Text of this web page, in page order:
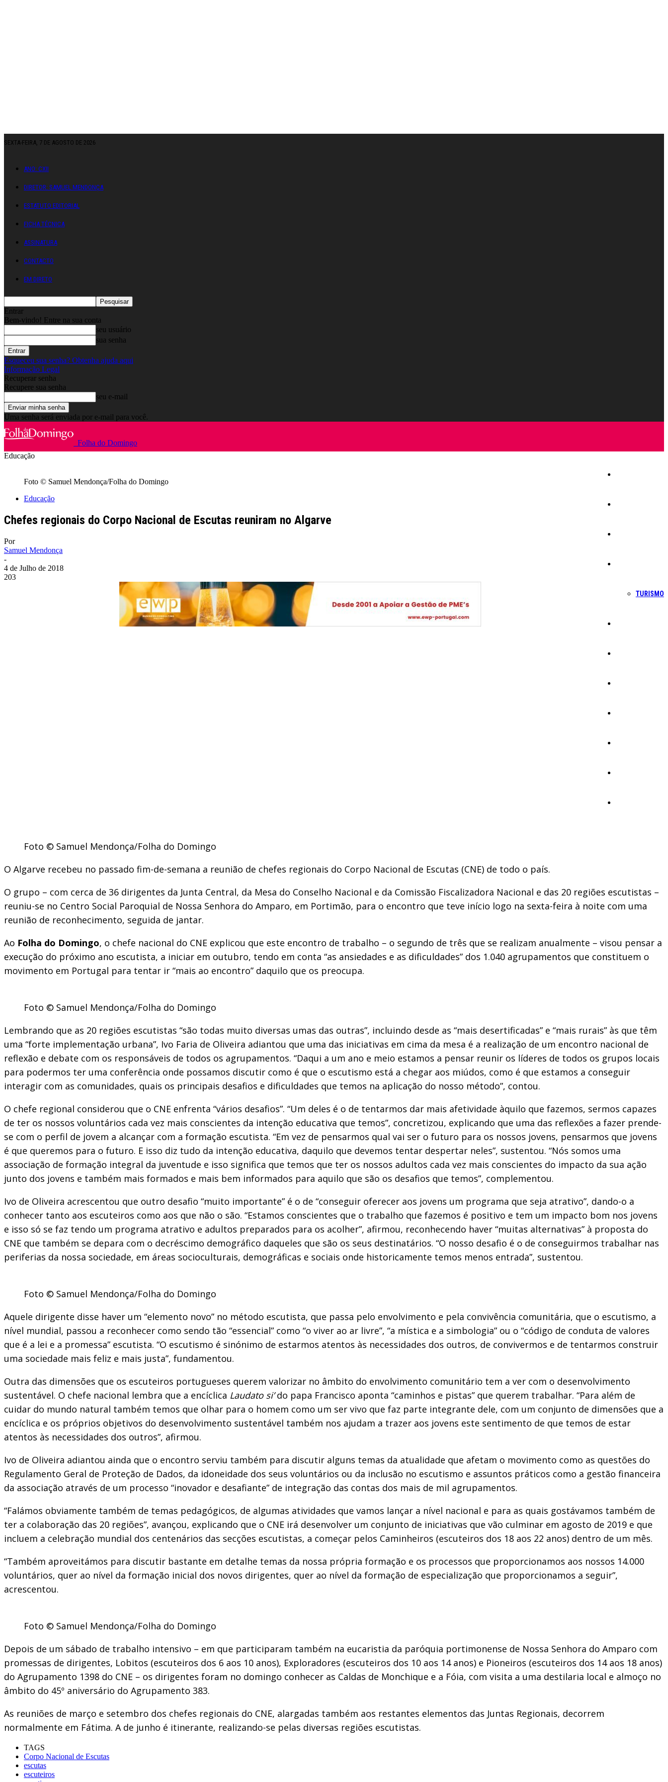
SEXTA-FEIRA, 7 DE AGOSTO DE 2026
ANO: CXII
DIRETOR: SAMUEL MENDONÇA
ESTATUTO EDITORIAL
FICHA TÉCNICA
ASSINATURA
CONTACTO
EM DIRETO
Entrar
Bem-vindo! Entre na sua conta
seu usuário
sua senha
Esqueceu sua senha? Obtenha ajuda aqui
Informação Legal
Recuperar senha
Recupere sua senha
seu e-mail
Uma senha será enviada por e-mail para você.
Folha do Domingo
TURISMO
Educação
Foto © Samuel Mendonça/Folha do Domingo
Educação
Chefes regionais do Corpo Nacional de Escutas reuniram no Algarve
Por
Samuel Mendonça
-
4 de Julho de 2018
203
Foto © Samuel Mendonça/Folha do Domingo
O Algarve recebeu no passado fim-de-semana a reunião de chefes regionais do Corpo Nacional de Escutas (CNE) de todo o país.
O grupo – com cerca de 36 dirigentes da Junta Central, da Mesa do Conselho Nacional e da Comissão Fiscalizadora Nacional e das 20 regiões escutistas –
reuniu-se no Centro Social Paroquial de Nossa Senhora do Amparo, em Portimão, para o encontro que teve início logo na sexta-feira à noite com uma
reunião de reconhecimento, seguida de jantar.
Ao Folha do Domingo, o chefe nacional do CNE explicou que este encontro de trabalho – o segundo de três que se realizam anualmente – visou pensar a
execução do próximo ano escutista, a iniciar em outubro, tendo em conta “as ansiedades e as dificuldades” dos 1.040 agrupamentos que constituem o
movimento em Portugal para tentar ir “mais ao encontro” daquilo que os preocupa.
Foto © Samuel Mendonça/Folha do Domingo
Lembrando que as 20 regiões escutistas “são todas muito diversas umas das outras”, incluindo desde as “mais desertificadas” e “mais rurais” às que têm
uma “forte implementação urbana”, Ivo Faria de Oliveira adiantou que uma das iniciativas em cima da mesa é a realização de um encontro nacional de
reflexão e debate com os responsáveis de todos os agrupamentos. “Daqui a um ano e meio estamos a pensar reunir os líderes de todos os grupos locais
para podermos ter uma conferência onde possamos discutir como é que o escutismo está a chegar aos miúdos, como é que estamos a conseguir
interagir com as comunidades, quais os principais desafios e dificuldades que temos na aplicação do nosso método”, contou.
O chefe regional considerou que o CNE enfrenta “vários desafios”. “Um deles é o de tentarmos dar mais afetividade àquilo que fazemos, sermos capazes
de ter os nossos voluntários cada vez mais conscientes da intenção educativa que temos”, concretizou, explicando que uma das reflexões a fazer prende-
se com o perfil de jovem a alcançar com a formação escutista. “Em vez de pensarmos qual vai ser o futuro para os nossos jovens, pensarmos que jovens
é que queremos para o futuro. E isso diz tudo da intenção educativa, daquilo que devemos tentar despertar neles”, sustentou. “Nós somos uma
associação de formação integral da juventude e isso significa que temos que ter os nossos adultos cada vez mais conscientes do impacto da sua ação
junto dos jovens e também mais formados e mais bem informados para aquilo que são os desafios que temos”, complementou.
Ivo de Oliveira acrescentou que outro desafio “muito importante” é o de “conseguir oferecer aos jovens um programa que seja atrativo”, dando-o a
conhecer tanto aos escuteiros como aos que não o são. “Estamos conscientes que o trabalho que fazemos é positivo e tem um impacto bom nos jovens
e isso só se faz tendo um programa atrativo e adultos preparados para os acolher”, afirmou, reconhecendo haver “muitas alternativas” à proposta do
CNE que também se depara com o decréscimo demográfico daqueles que são os seus destinatários. “O nosso desafio é o de conseguirmos trabalhar nas
periferias da nossa sociedade, em áreas socioculturais, demográficas e sociais onde historicamente temos menos entrada”, sustentou.
Foto © Samuel Mendonça/Folha do Domingo
Aquele dirigente disse haver um “elemento novo” no método escutista, que passa pelo envolvimento e pela convivência comunitária, que o escutismo, a
nível mundial, passou a reconhecer como sendo tão “essencial” como “o viver ao ar livre”, “a mística e a simbologia” ou o “código de conduta de valores
que é a lei e a promessa” escutista. “O escutismo é sinónimo de estarmos atentos às necessidades dos outros, de convivermos e de tentarmos construir
uma sociedade mais feliz e mais justa”, fundamentou.
Outra das dimensões que os escuteiros portugueses querem valorizar no âmbito do envolvimento comunitário tem a ver com o desenvolvimento
sustentável. O chefe nacional lembra que a encíclica Laudato si’do papa Francisco aponta “caminhos e pistas” que querem trabalhar. “Para além de
cuidar do mundo natural também temos que olhar para o homem como um ser vivo que faz parte integrante dele, com um conjunto de dimensões que a
encíclica e os próprios objetivos do desenvolvimento sustentável também nos ajudam a trazer aos jovens este sentimento de que temos de estar
atentos às necessidades dos outros”, afirmou.
Ivo de Oliveira adiantou ainda que o encontro serviu também para discutir alguns temas da atualidade que afetam o movimento como as questões do
Regulamento Geral de Proteção de Dados, da idoneidade dos seus voluntários ou da inclusão no escutismo e assuntos práticos como a gestão financeira
da associação através de um processo “inovador e desafiante” de integração das contas dos mais de mil agrupamentos.
“Falámos obviamente também de temas pedagógicos, de algumas atividades que vamos lançar a nível nacional e para as quais gostávamos também de
ter a colaboração das 20 regiões”, avançou, explicando que o CNE irá desenvolver um conjunto de iniciativas que vão culminar em agosto de 2019 e que
incluem a celebração mundial dos centenários das secções escutistas, a começar pelos Caminheiros (escuteiros dos 18 aos 22 anos) dentro de um mês.
“Também aproveitámos para discutir bastante em detalhe temas da nossa própria formação e os processos que proporcionamos aos nossos 14.000
voluntários, quer ao nível da formação inicial dos novos dirigentes, quer ao nível da formação de especialização que proporcionamos a seguir”,
acrescentou.
Foto © Samuel Mendonça/Folha do Domingo
Depois de um sábado de trabalho intensivo – em que participaram também na eucaristia da paróquia portimonense de Nossa Senhora do Amparo com
promessas de dirigentes, Lobitos (escuteiros dos 6 aos 10 anos), Exploradores (escuteiros dos 10 aos 14 anos) e Pioneiros (escuteiros dos 14 aos 18 anos)
do Agrupamento 1398 do CNE – os dirigentes foram no domingo conhecer as Caldas de Monchique e a Fóia, com visita a uma destilaria local e almoço no
âmbito do 45º aniversário do Agrupamento 383.
As reuniões de março e setembro dos chefes regionais do CNE, alargadas também aos restantes elementos das Juntas Regionais, decorrem
normalmente em Fátima. A de junho é itinerante, realizando-se pelas diversas regiões escutistas.
TAGS
Corpo Nacional de Escutas
escutas
escuteiros